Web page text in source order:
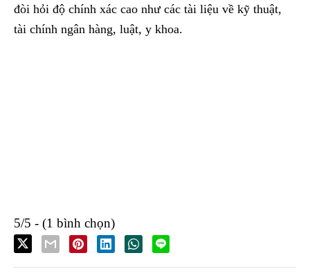
đòi hỏi độ chính xác cao như các tài liệu về kỹ thuật,
tài chính ngân hàng, luật, y khoa.
5/5 - (1 bình chọn)